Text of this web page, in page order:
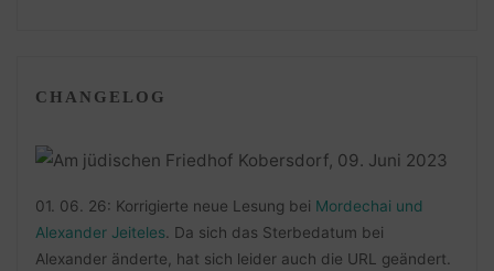
CHANGELOG
01. 06. 26: Korrigierte neue Lesung bei Mordechai und
Alexander Jeiteles . Da sich das Sterbedatum bei
Alexander änderte, hat sich leider auch die URL geändert.